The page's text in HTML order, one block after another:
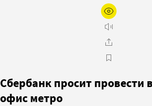
Сбербанк просит провести
офис метро